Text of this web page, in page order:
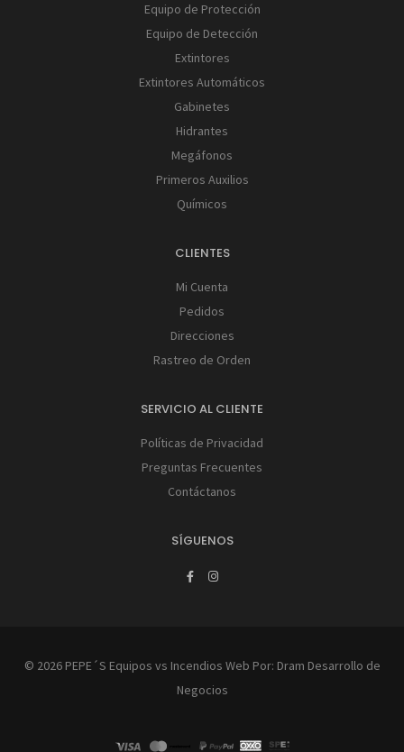
Equipo de Protección
Equipo de Detección
Extintores
Extintores Automáticos
Gabinetes
Hidrantes
Megáfonos
Primeros Auxilios
Químicos
CLIENTES
Mi Cuenta
Pedidos
Direcciones
Rastreo de Orden
SERVICIO AL CLIENTE
Políticas de Privacidad
Preguntas Frecuentes
Contáctanos
SÍGUENOS
© 2026 PEPE´S Equipos vs Incendios Web Por: Dram Desarrollo de
Negocios